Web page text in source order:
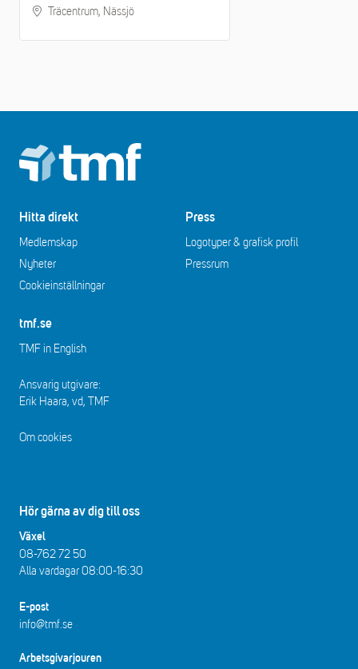
Träcentrum, Nässjö
Footer
Hitta direkt
Medlemskap
Nyheter
Cookieinställningar
Press
Logotyper & grafisk profil
Pressrum
tmf.se
TMF in English
Ansvarig utgivare:
Erik Haara, vd, TMF
Om cookies
Hör gärna av dig till oss
Växel
08-762 72 50
Alla vardagar 08:00-16:30​​
E-post
info@tmf.se
Arbetsgivarjouren